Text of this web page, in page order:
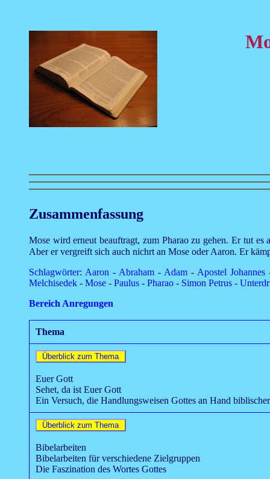
Zusammenfassung
Mose wird erneut beauftragt, zum Pharao zu gehen. Er tut
Aber er vergreift sich auch nichrt an Mose oder Aaron. Er
Schlagwörter: Aaron - Abraham- Adam- Apostel Johannes
Melchisedek- Mose- Paulus- Pharao- Simon Petrus-
Bereich Anregungen
Thema
Euer Gott
Sehet, da ist Euer Gott
Ein Versuch, die Handlungsweisen Gottes an Hand
Bibelarbeiten
Bibelarbeiten für verschiedene Zielgruppen
Die Faszination des Wortes Gottes